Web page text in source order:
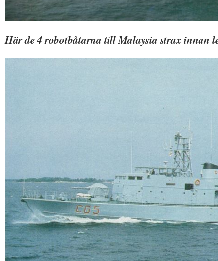
Här de 4 robotbåtarna till Malaysia strax innan